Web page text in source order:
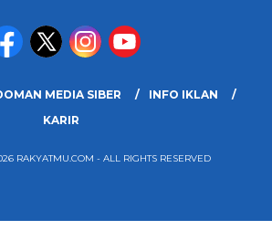
MEDIA SIBER
INFO IKLAN
KARIR
RAKYATMU.COM - ALL RIGHTS RESERVED